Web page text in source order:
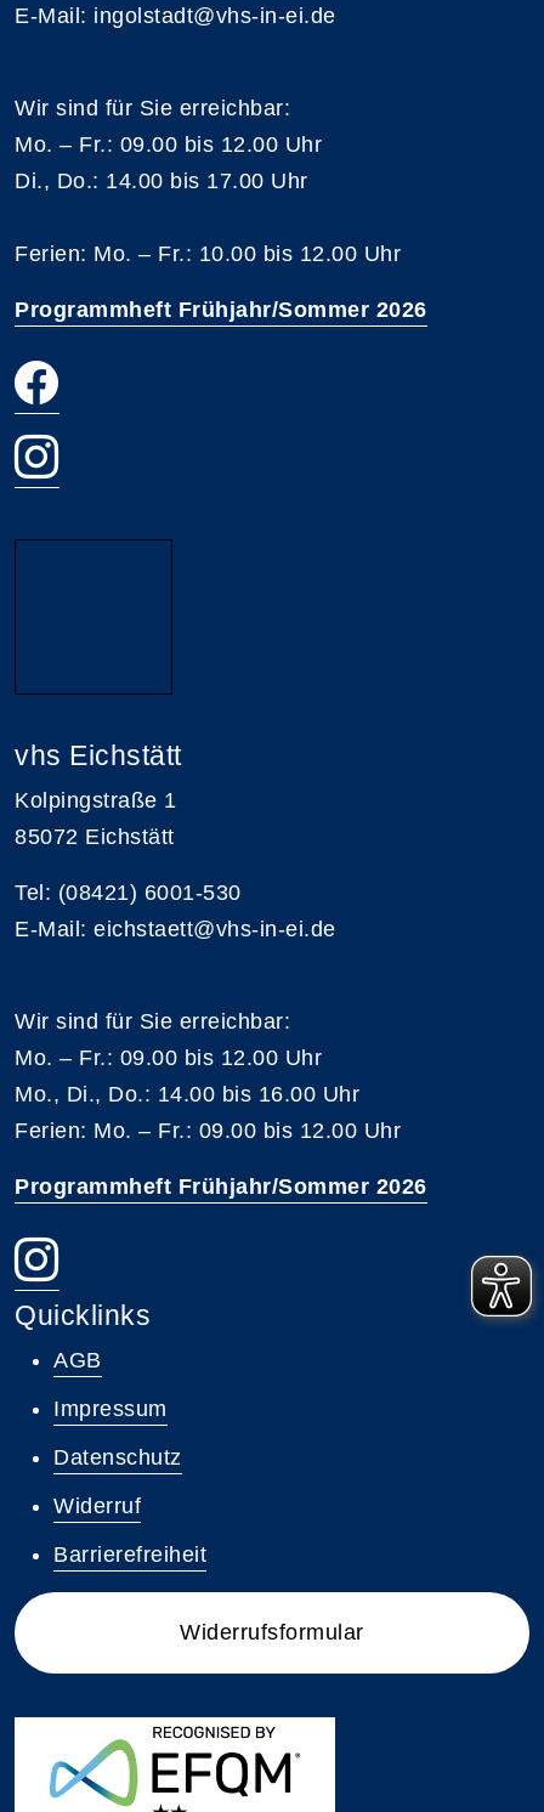
E-Mail: ingolstadt@vhs-in-ei.de
Wir sind für Sie erreichbar:
Mo. – Fr.: 09.00 bis 12.00 Uhr
Di., Do.: 14.00 bis 17.00 Uhr
Ferien: Mo. – Fr.: 10.00 bis 12.00 Uhr
Programmheft Frühjahr/Sommer 2026
vhs Eichstätt
Kolpingstraße 1
85072 Eichstätt
Tel: (08421) 6001-530
E-Mail: eichstaett@vhs-in-ei.de
Wir sind für Sie erreichbar:
Mo. – Fr.: 09.00 bis 12.00 Uhr
Mo., Di., Do.: 14.00 bis 16.00 Uhr
Ferien: Mo. – Fr.: 09.00 bis 12.00 Uhr
Programmheft Frühjahr/Sommer 2026
Quicklinks
AGB
Impressum
Datenschutz
Widerruf
Barrierefreiheit
Widerrufsformular